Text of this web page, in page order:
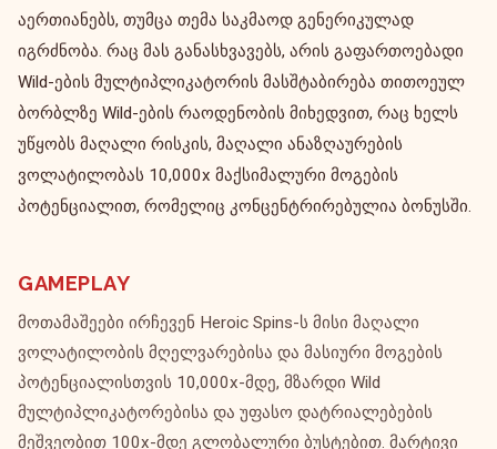
აერთიანებს, თუმცა თემა საკმაოდ გენერიკულად
იგრძნობა. რაც მას განასხვავებს, არის გაფართოებადი
Wild-ების მულტიპლიკატორის მასშტაბირება თითოეულ
ბორბლზე Wild-ების რაოდენობის მიხედვით, რაც ხელს
უწყობს მაღალი რისკის, მაღალი ანაზღაურების
ვოლატილობას 10,000x მაქსიმალური მოგების
პოტენციალით, რომელიც კონცენტრირებულია ბონუსში.
GAMEPLAY
მოთამაშეები ირჩევენ Heroic Spins-ს მისი მაღალი
ვოლატილობის მღელვარებისა და მასიური მოგების
პოტენციალისთვის 10,000x-მდე, მზარდი Wild
მულტიპლიკატორებისა და უფასო დატრიალებების
მეშვეობით 100x-მდე გლობალური ბუსტებით. მარტივი